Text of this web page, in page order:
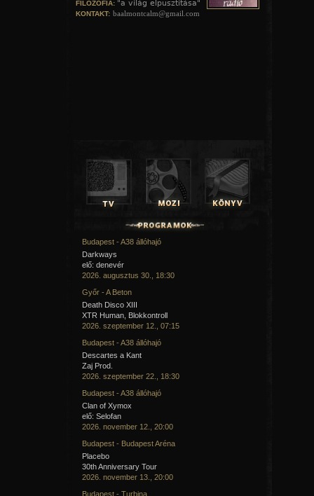
FILOZÓFIA: "a világ elpusztítása"
KONTAKT: baalmontcalm@gmail.com
Budapest - A38 állóhajó
Darkways
elő: denevér
2026. augusztus 30., 18:30
Győr - A Beton
Death Disco XIII
XTR Human, Blokkontroll
2026. szeptember 12., 07:15
Budapest - A38 állóhajó
Descartes a Kant
Zaj Prod.
2026. szeptember 22., 18:30
Budapest - A38 állóhajó
Clan of Xymox
elő: Selofan
2026. november 12., 20:00
Budapest - Budapest Aréna
Placebo
30th Anniversary Tour
2026. november 13., 20:00
Budapest - Turbina